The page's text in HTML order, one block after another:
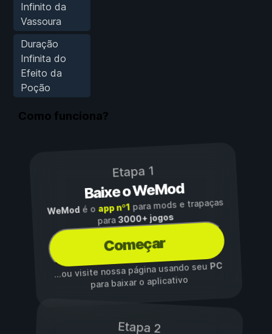
Infinito da
Vassoura
Duração
Infinita do
Efeito da
Poção
Como funciona?
Etapa 1
Baixe o WeMod
WeModé o app nº1para mods e trapaças
para3000+ jogos
Começar
...ou visite nossa página usando seuPC
para baixar o aplicativo
Etapa 2